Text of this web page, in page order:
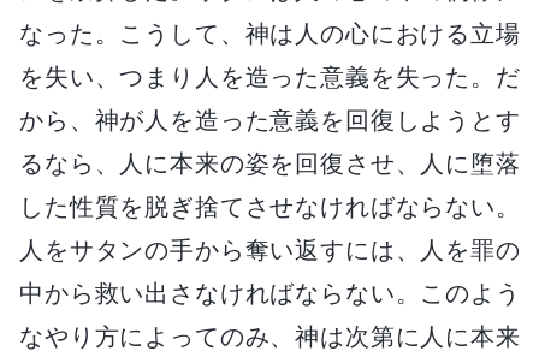
なった。こうして、神は人の心における立場
を失い、つまり人を造った意義を失った。だ
から、神が人を造った意義を回復しようとす
るなら、人に本来の姿を回復させ、人に堕落
した性質を脱ぎ捨てさせなければならない。
人をサタンの手から奪い返すには、人を罪の
中から救い出さなければならない。このよう
なやり方によってのみ、神は次第に人に本来